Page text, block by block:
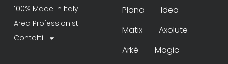
100% Made in Italy
Area Professionisti
Contatti
Plana
Idea
Matix
Axolute
Arkè
Magic